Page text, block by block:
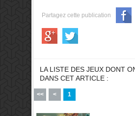
Partagez cette publication
LA LISTE DES JEUX DONT
DANS CET ARTICLE :
<< < 1